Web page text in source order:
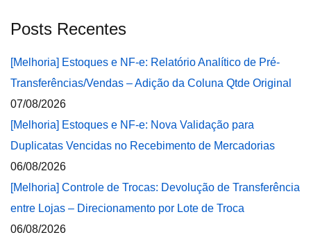
Posts Recentes
[Melhoria] Estoques e NF-e: Relatório Analítico de Pré-
Transferências/Vendas – Adição da Coluna Qtde Original
07/08/2026
[Melhoria] Estoques e NF-e: Nova Validação para
Duplicatas Vencidas no Recebimento de Mercadorias
06/08/2026
[Melhoria] Controle de Trocas: Devolução de Transferência
entre Lojas – Direcionamento por Lote de Troca
06/08/2026